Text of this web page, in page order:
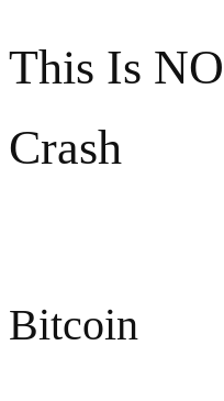
This Is
Crash
Bitcoin